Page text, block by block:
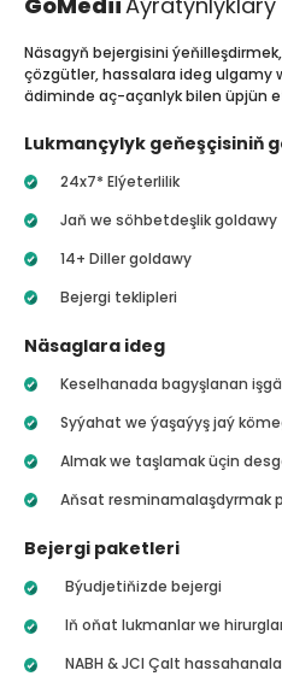
Näsagyň bejergisini
çözgütler, hassalara ideg ulgamy
ädiminde aç-açanlyk bilen üpjün
Lukmançylyk geňeşçisiniň
24x7* Elýeterlilik
Jaň we söhbetdeşlik goldawy
14+ Diller goldawy
Bejergi teklipleri
Näsaglara ideg
Keselhanada bagyşlanan
Syýahat we ýaşaýyş jaý
Almak we taşlamak üçin
Aňsat resminamalaşdyrmak
Bejergi paketleri
Býudjetiňizde bejergi
Iň oňat lukmanlar we
NABH & JCI Çalt